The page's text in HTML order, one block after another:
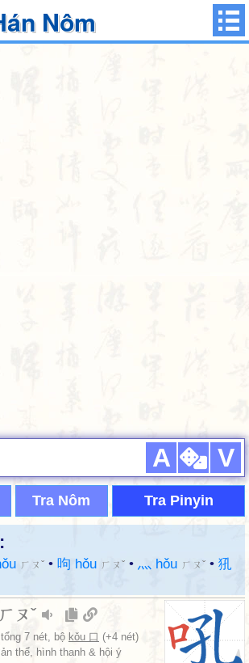
Nôm
A V
Tra Nôm Tra Pinyin
ㄏㄡˇ • 呴 hǒu ㄏㄡˇ • 灬 hǒu ㄏㄡˇ • 犼
ㄏㄡˇ
7 nét, bộ kǒu 口 (+4 nét)
thể, hình thanh & hội ý